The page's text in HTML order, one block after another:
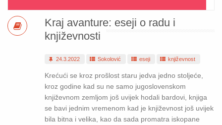
Kraj avanture: eseji o radu i
književnosti
24.3.2022 Sokolović eseji književnost
Krećući se kroz prošlost staru jedva jedno stoljeće,
kroz godine kad su ne samo jugoslovenskom
književnom zemljom još uvijek hodali bardovi, knjiga
se bavi jednim vremenom kad je književnost još uvijek
bila bitna i velika, kao da sada promatra iskopane